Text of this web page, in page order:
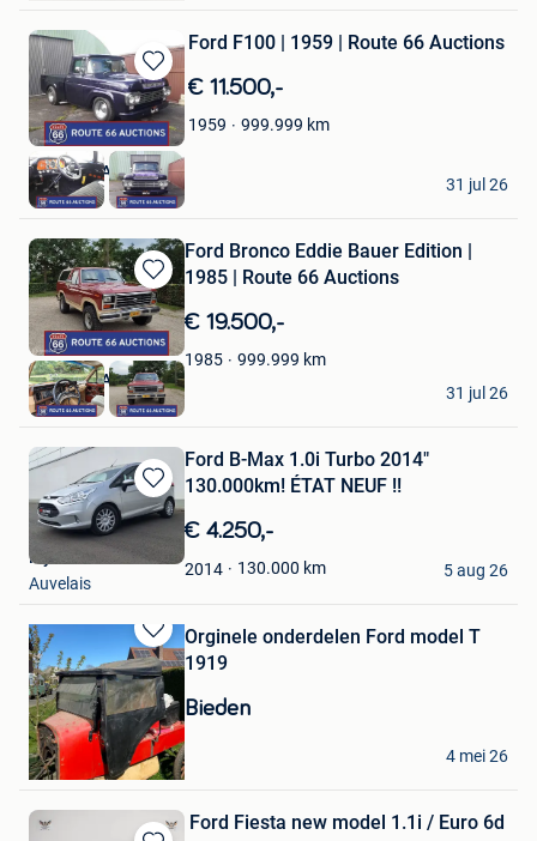
Bewaren
in
Mijn
Favorieten
Ford F100 | 1959 | Route 66 Auctions
€ 11.500,-
1959 999.999 km
Route 66 Auctions
Waalwijk
31 jul 26
Bewaren
in
Mijn
Favorieten
Ford Bronco Eddie Bauer Edition |
1985 | Route 66 Auctions
€ 19.500,-
1985 999.999 km
Route 66 Auctions
Waalwijk
31 jul 26
Bewaren
in
Mijn
Favorieten
Ford B-Max 1.0i Turbo 2014"
130.000km! ÉTAT NEUF !!
€ 4.250,-
2014 130.000 km
My Autos
Auvelais
5 aug 26
Bewaren
in
Mijn
Favorieten
Orginele onderdelen Ford model T
1919
Bieden
Rudi
Schendelbeke
4 mei 26
Ford Fiesta new model 1.1i / Euro 6d